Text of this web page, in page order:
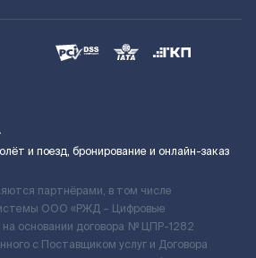
и поезд, бронирование и онлайн-заказ
партнёрами, в том числе
ООО «РЖД – Цифровые
основании договора № ЦПР-1282
с Поставщиком услуг и Договора